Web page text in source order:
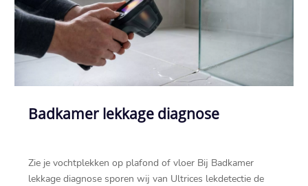
Badkamer lekkage diagnose
Zie je vochtplekken op plafond of vloer Bij Badkamer
lekkage diagnose sporen wij van Ultrices lekdetectie de